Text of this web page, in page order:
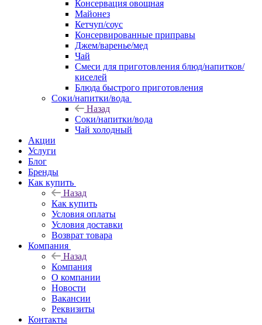
Консервация овощная
Майонез
Кетчуп/соус
Консервированные приправы
Джем/варенье/мед
Чай
Смеси для приготовления блюд/напитков/
киселей
Блюда быстрого приготовления
Соки/напитки/вода
Назад
Соки/напитки/вода
Чай холодный
Акции
Услуги
Блог
Бренды
Как купить
Назад
Как купить
Условия оплаты
Условия доставки
Возврат товара
Компания
Назад
Компания
О компании
Новости
Вакансии
Реквизиты
Контакты